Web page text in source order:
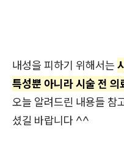
내성을 피하기 위해서는
특성뿐 아니라 시술 전
오늘 알려드린 내용들 참
셨길 바랍니다 ^^